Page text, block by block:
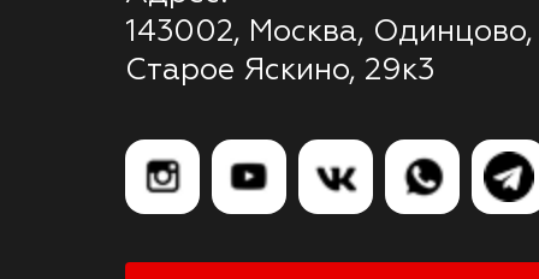
143002, Москва, Одинцово,
Старое Яскино, 29к3